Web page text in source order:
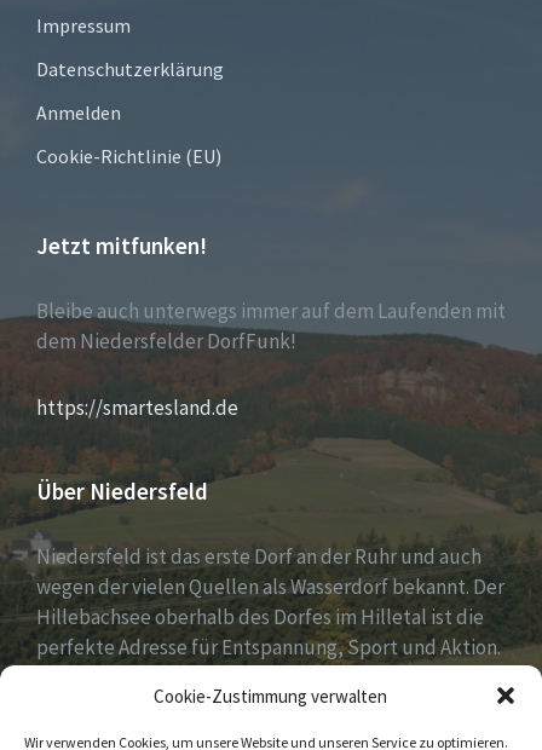
Cookie-Zustimmung verwalten
Wir verwenden Cookies, um unsere Website und unseren Service zu optimieren.
Impressum
Datenschutzerklärung
Anmelden
Cookie-Richtlinie (EU)
Jetzt mitfunken!
Bleibe auch unterwegs immer auf dem Laufenden mit
dem Niedersfelder DorfFunk!
https://smartesland.de
Über Niedersfeld
Niedersfeld ist das erste Dorf an der Ruhr und auch
wegen der vielen Quellen als Wasserdorf bekannt. Der
Hillebachsee oberhalb des Dorfes im Hilletal ist die
perfekte Adresse für Entspannung, Sport und Aktion.
Hochheide, 810 Meter hoch gelegen.